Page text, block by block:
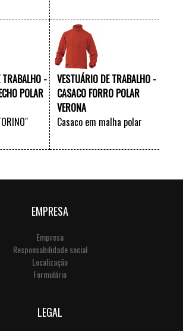
TRABALHO -
POLAR
VESTUÁRIO DE TRABALHO -
CASACO FORRO POLAR
VERONA
Casaco em malha polar
EMPRESA
Empresa
Responsabilidade social
Localização
Formulário
LEGAL